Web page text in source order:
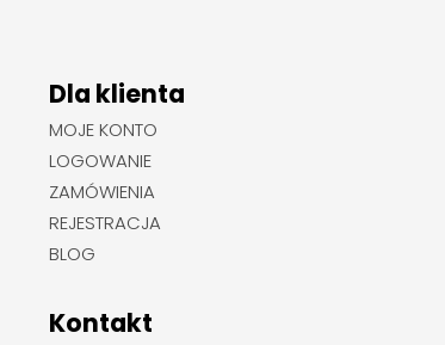
Dla klienta
MOJE KONTO
LOGOWANIE
ZAMÓWIENIA
REJESTRACJA
BLOG
Kontakt